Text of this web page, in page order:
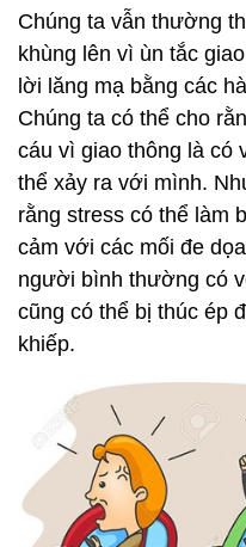
Chúng ta vẫn thường
khùng lên vì ùn tắc
lời lăng mạ bằng các
Chúng ta có thể cho
cáu vì giao thông là có
thể xảy ra với mình.
rằng stress có thể làm
cảm với các mối đe
người bình thường có
cũng có thể bị thúc ép
khiếp.